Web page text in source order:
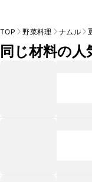
TOP 野菜料理 ナムル
同じ材料の